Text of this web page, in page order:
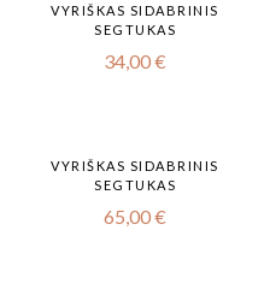
VYRIŠKAS SIDABRINIS
SEGTUKAS
34,00€
VYRIŠKAS SIDABRINIS
SEGTUKAS
65,00€